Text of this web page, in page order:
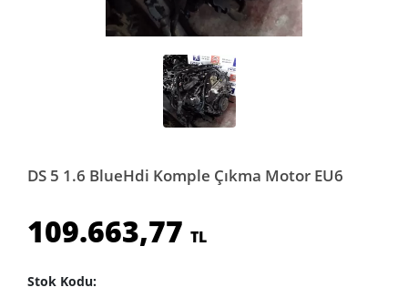
DS 5 1.6 BlueHdi Komple Çıkma Motor EU6
109.663,77 TL
Stok Kodu: